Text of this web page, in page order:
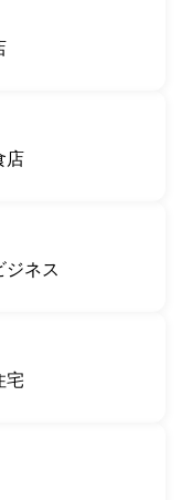
店
ジネス
宅